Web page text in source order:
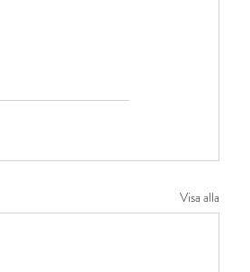
Visa alla